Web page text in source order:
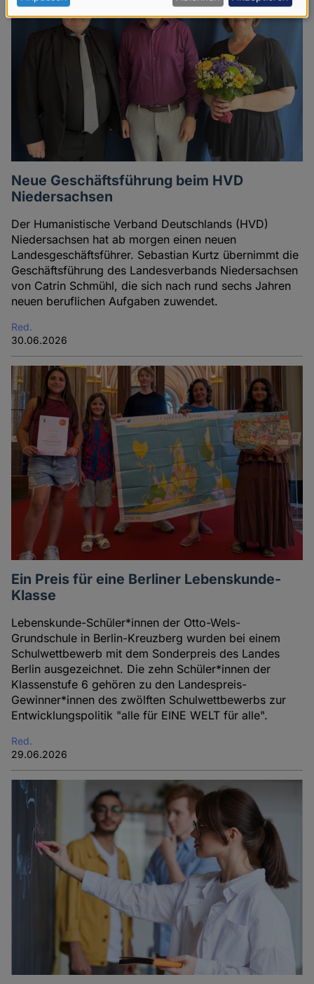
Neue Geschäftsführung beim HVD
Niedersachsen
Der Humanistische Verband Deutschlands (HVD)
Niedersachsen hat ab morgen einen neuen
Landesgeschäftsführer. Sebastian Kurtz übernimmt die
Geschäftsführung des Landesverbands Niedersachsen
von Catrin Schmühl, die sich nach rund sechs Jahren
neuen beruflichen Aufgaben zuwendet.
Red.
30.06.2026
Ein Preis für eine Berliner Lebenskunde-
Klasse
Lebenskunde-Schüler*innen der Otto-Wels-
Grundschule in Berlin-Kreuzberg wurden bei einem
Schulwettbewerb mit dem Sonderpreis des Landes
Berlin ausgezeichnet. Die zehn Schüler*innen der
Klassenstufe 6 gehören zu den Landespreis-
Gewinner*innen des zwölften Schulwettbewerbs zur
Entwicklungspolitik "alle für EINE WELT für alle".
Red.
29.06.2026
Daten